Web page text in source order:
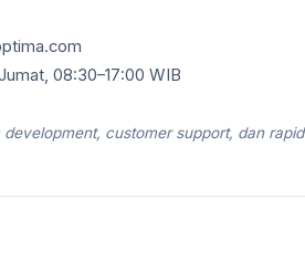
08:30–17:00 WIB
customer support, dan rapid